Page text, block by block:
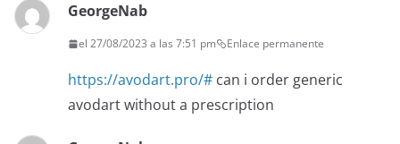
GeorgeNab
el 27/08/2023 a las 7:51 pm Enlace permanente
https://avodart.pro/# can i order generic
avodart without a prescription